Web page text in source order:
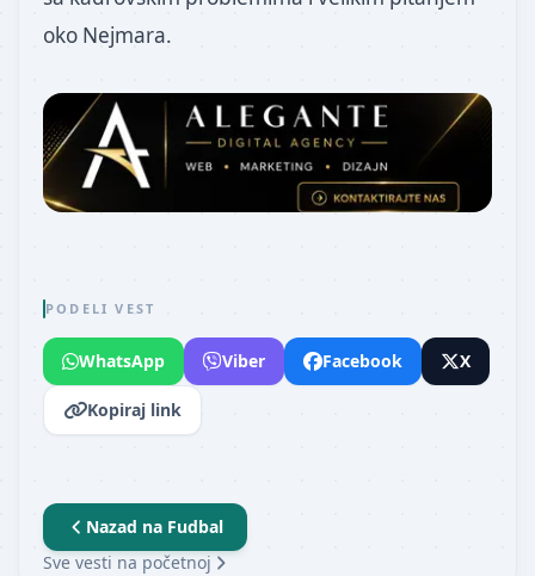
oko Nejmara.
PODELI VEST
WhatsApp Viber Facebook X
Kopiraj link
Nazad na Fudbal
Sve vesti na početnoj